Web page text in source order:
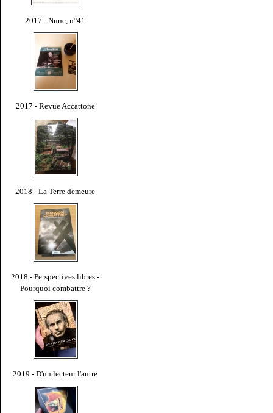
2017 - Nunc, n°41
2017 - Revue Accattone
2018 - La Terre demeure
2018 - Perspectives libres -
Pourquoi combattre ?
2019 - D'un lecteur l'autre